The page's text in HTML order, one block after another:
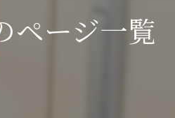
手に職
ページ一覧